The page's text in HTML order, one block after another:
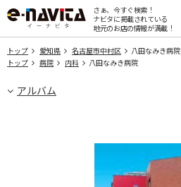
さぁ、今すぐ検索！
ナビタに掲載されている
地元のお店の情報が満載！
トップ 愛知県 名古屋市中村区
八田なみき病院
トップ
病院 内科 八田なみき病院
アルバム